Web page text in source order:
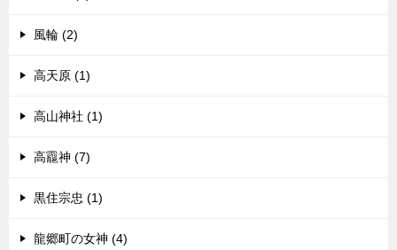
風輪 (2)
高天原 (1)
高山神社 (1)
高龗神 (7)
黒住宗忠 (1)
龍郷町の女神 (4)